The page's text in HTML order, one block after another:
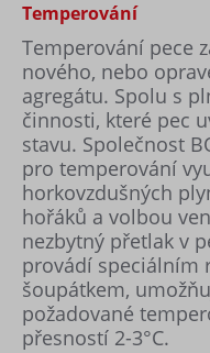
Temperování
Temperování pece
nového, nebo
agregátu. Spolu s
činnosti, které pec
stavu. Společnost
pro temperování
horkovzdušných
hořáků a volbou
nezbytný přetlak v
provádí speciálním
šoupátkem,
požadované
přesností 2-3°C.